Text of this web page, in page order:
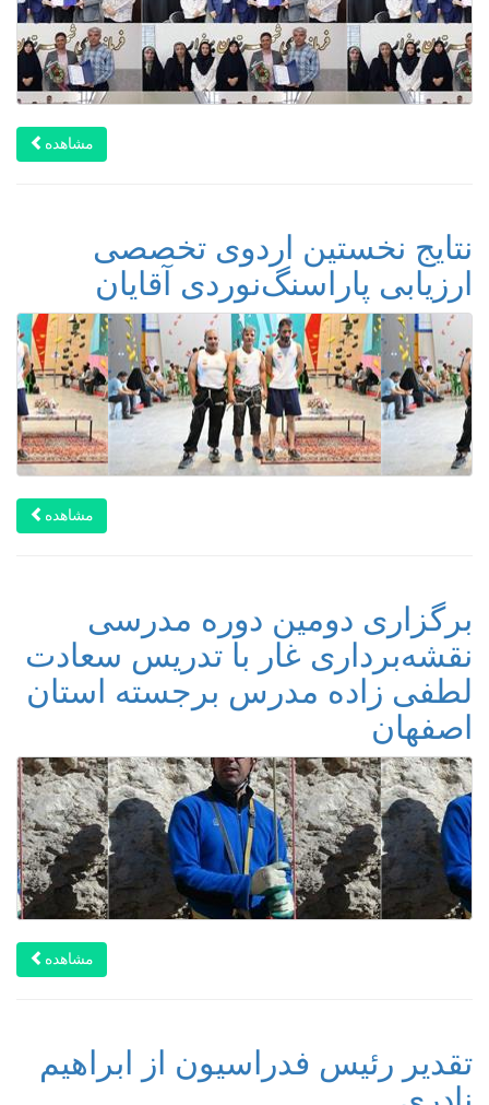
مشاهده
نتایج نخستین اردوی تخصصی
ارزیابی پاراسنگ‌نوردی آقایان
مشاهده
برگزاری دومین دوره مدرسی
نقشه‌برداری غار با تدریس سعادت
لطفی زاده مدرس برجسته استان
اصفهان
مشاهده
تقدیر رئیس فدراسیون از ابراهیم